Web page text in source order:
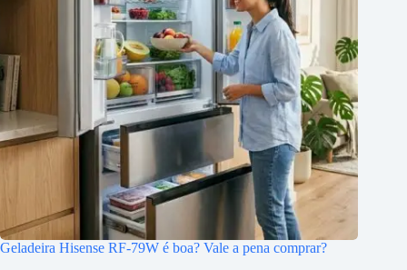
Geladeira Hisense RF-79W é boa? Vale a pena comprar?